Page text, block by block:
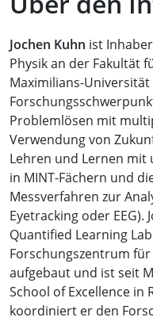
Jochen Kuhn ist
Physik an der Fakultät
Maximilians-Universität
Problemlösen mit
Verwendung von
Lehren und Lernen mit
in MINT-Fächern und
Messverfahren zur
Eyetracking oder EEG).
Quantified Learning
Forschungszentrum für
aufgebaut und ist seit
School of Excellence in
koordiniert er den